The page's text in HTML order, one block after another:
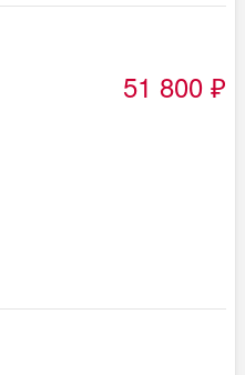
51 800 ₽